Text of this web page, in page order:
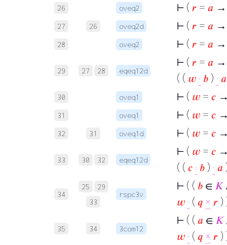
26 oveq2 ⊢ ( 𝑟 = 𝑎
27 26 oveq2d ⊢ ( 𝑟 = 𝑎
28 oveq2 ⊢ ( 𝑟 = 𝑎
29 27 28 eqeq12d
⊢ ( 𝑟 = 𝑎
( ( 𝑤 · 𝑏 ) · 𝑎
30 oveq1 ⊢ ( 𝑤 = 𝑐
31 oveq1 ⊢ ( 𝑤 = 𝑐
32 31 oveq1d ⊢ ( 𝑤 = 𝑐
33 30 32 eqeq12d
⊢ ( 𝑤 = 𝑐
( ( 𝑐 · 𝑏 ) · 𝑎
34
25
29
33
rspc3v
⊢ ( ( 𝑏 ∈ 𝐾
𝑤 · ( 𝑞 × 𝑟 )
35 34 3com12
⊢ ( ( 𝑎 ∈ 𝐾
𝑤 · ( 𝑞 × 𝑟 )